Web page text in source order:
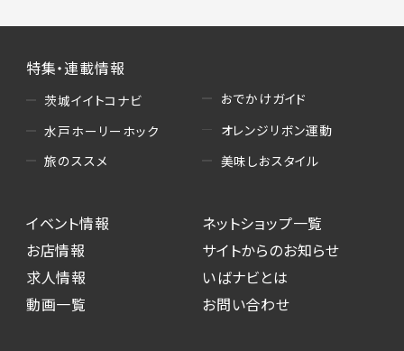
特集・連載情報
茨城イイトコナビ
水戸ホーリーホック
旅のススメ
おでかけガイド
オレンジリボン運動
美味しおスタイル
イベント情報
お店情報
求人情報
動画一覧
ネットショップ一覧
サイトからのお知らせ
いばナビとは
お問い合わせ